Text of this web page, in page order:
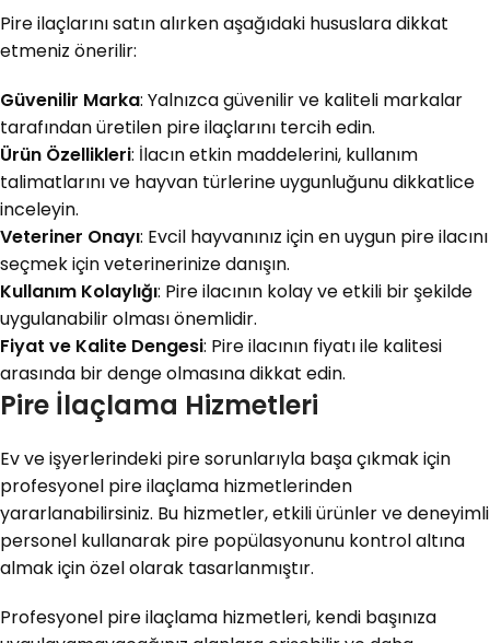
Pire ilaçlarını satın alırken aşağıdaki hususlara dikkat
etmeniz önerilir:
Güvenilir Marka: Yalnızca güvenilir ve kaliteli markalar
tarafından üretilen pire ilaçlarını tercih edin.
Ürün Özellikleri: İlacın etkin maddelerini, kullanım
talimatlarını ve hayvan türlerine uygunluğunu dikkatlice
inceleyin.
Veteriner Onayı: Evcil hayvanınız için en uygun pire ilacını
seçmek için veterinerinize danışın.
Kullanım Kolaylığı: Pire ilacının kolay ve etkili bir şekilde
uygulanabilir olması önemlidir.
Fiyat ve Kalite Dengesi: Pire ilacının fiyatı ile kalitesi
arasında bir denge olmasına dikkat edin.
Pire İlaçlama Hizmetleri
Ev ve işyerlerindeki pire sorunlarıyla başa çıkmak için
profesyonel pire ilaçlama hizmetlerinden
yararlanabilirsiniz. Bu hizmetler, etkili ürünler ve deneyimli
personel kullanarak pire popülasyonunu kontrol altına
almak için özel olarak tasarlanmıştır.
Profesyonel pire ilaçlama hizmetleri, kendi başınıza